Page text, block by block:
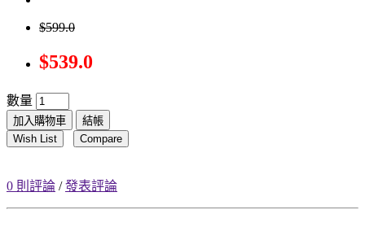
$599.0
$539.0
數量
加入購物車
結帳
Wish List
Compare
0 則評論 /發表評論